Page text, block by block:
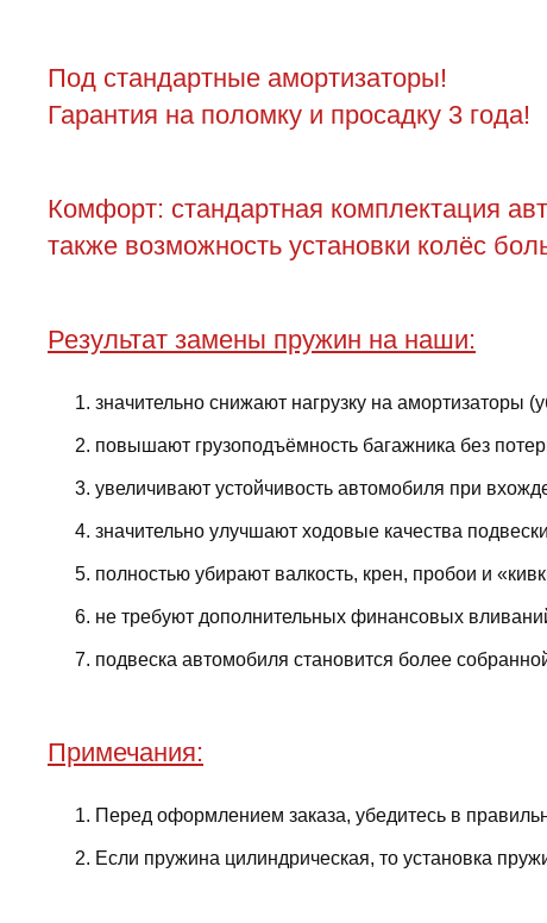
Под стандартные амортизаторы!
Гарантия на поломку и просадку 3 года!
Комфорт: стандартная комплектация
также возможность установки колёс
Результат замены пружин на наши:
значительно снижают нагрузку на амортизаторы
повышают грузоподъёмность багажника без
увеличивают устойчивость автомобиля при
значительно улучшают ходовые качества
полностью убирают валкость, крен, пробои и
не требуют дополнительных финансовых
подвеска автомобиля становится более
Примечания:
Перед оформлением заказа, убедитесь в
Если пружина цилиндрическая, то установка